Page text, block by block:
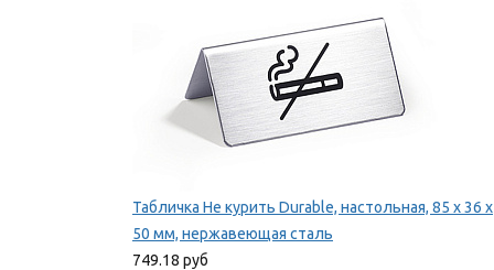
Табличка Не курить Durable, настольная, 85 x 36 x
50 мм, нержавеющая сталь
749.18 руб